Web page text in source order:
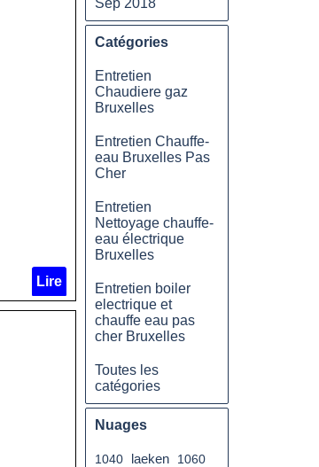
Lire
Sep 2018
Catégories
Entretien
Chaudiere gaz
Bruxelles
Entretien Chauffe-
eau Bruxelles Pas
Cher
Entretien
Nettoyage chauffe-
eau électrique
Bruxelles
Entretien boiler
electrique et
chauffe eau pas
cher Bruxelles
Toutes les
catégories
Nuages
1040 laeken
1060